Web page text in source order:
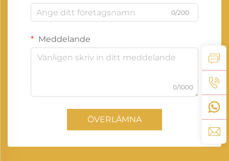
0/200
Meddelande
0/1000
ÖVERLÄMNA